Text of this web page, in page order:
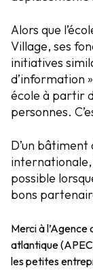
Alors que
Village, ses
initiatives
d’information
école à partir
personnes.
D’un
internationale,
possible
bons
Merci à
atlantique
les petites